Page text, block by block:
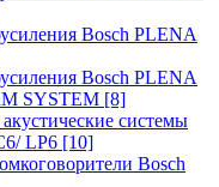
Bosch PLENA
Bosch PLENA
SYSTEM [8]
системы
LP6 [10]
Bosch